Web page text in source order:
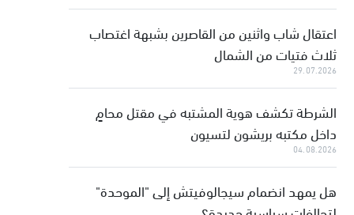
اعتقال شاب واثنين من القاصرين بشبهة اغتصاب
ثلاث فتيات من الشمال
29.07.2026
الشرطة تكشف هوية المشتبه في مقتل محامٍ
داخل مكتبه بريشون لتسيون
04.08.2026
هل يمهد انضمام سيجالوفيتش إلى "الموحدة"